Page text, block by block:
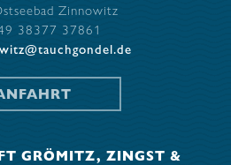
Zinnowitz
38377 37861
GRÖMITZ, ZINGST &